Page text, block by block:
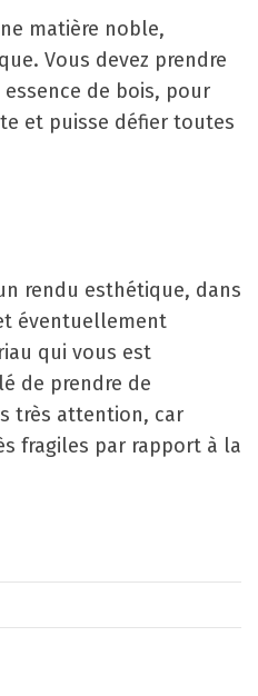
matière noble,
Vous devez prendre
de bois, pour
et puisse défier toutes
rendu esthétique, dans
éventuellement
qui vous est
de prendre de
très attention, car
fragiles par rapport à la